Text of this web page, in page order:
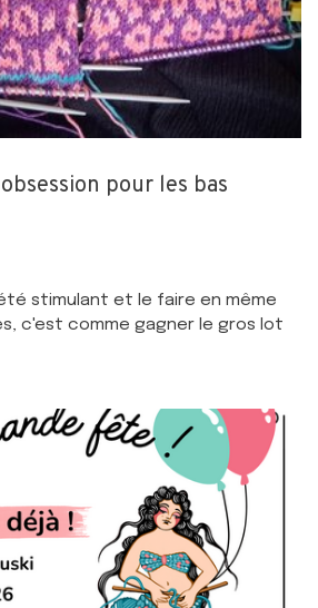
pour les bas
stimulant et le faire en même
c'est comme gagner le gros lot